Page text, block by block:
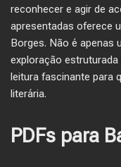
reconhecer e agir de
apresentadas oferece
Borges. Não é apenas
exploração
leitura fascinante para
literária.
PDFs para